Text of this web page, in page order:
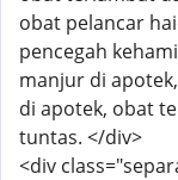
obat pelancar
pencegah
manjur di
di apotek, obat
tuntas. </div>
<div